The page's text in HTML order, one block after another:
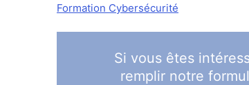
Formation Cybersécurité
Si vous êtes
remplir notre